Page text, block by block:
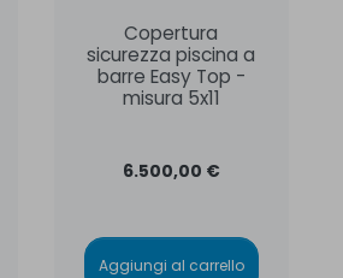
Copertura
sicurezza piscina a
barre Easy Top -
misura 5x11
6.500,00 €
Aggiungi al carrello